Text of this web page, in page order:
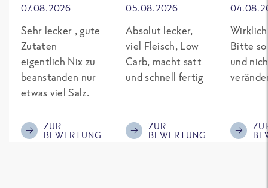
07.08.2026
Sehr lecker , gute
Zutaten
eigentlich Nix zu
beanstanden nur
etwas viel Salz.
ZUR
BEWERTUNG
05.08.2026
Absolut lecker,
viel Fleisch, Low
Carb, macht satt
und schnell fertig
ZUR
BEWERTUNG
Bitte so
und